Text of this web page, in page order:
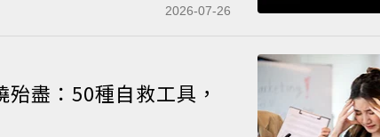
2026-07-26
盡：50種自救工具，